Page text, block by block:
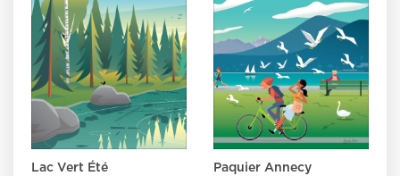
Lac Vert Été Paquier Annecy